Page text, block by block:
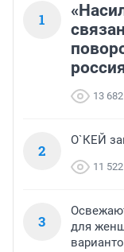
1
13 682
2
О`КЕЙ
11 522
3
для